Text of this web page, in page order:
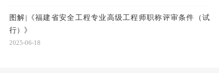
图解|《福建省安全工程专业高级工程师职称评审条件（试
行）》
2025-06-18